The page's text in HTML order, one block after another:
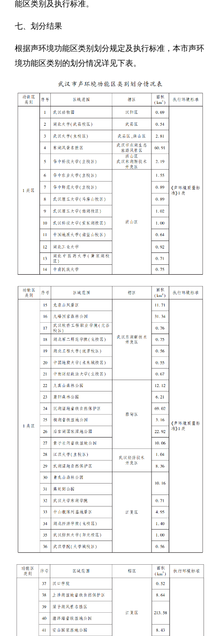
能区类别及执行标准。
七、划分结果
根据声环境功能区类别划分规定及执行标准，本市声环
境功能区类别的划分情况详见下表。